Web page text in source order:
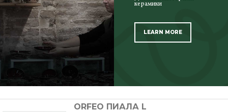
керамики
LEARN MORE
ORFEO ПИАЛА L